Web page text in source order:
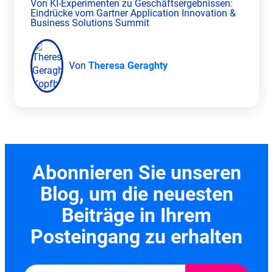
Von KI-Experimenten zu Geschäftsergebnissen:
Eindrücke vom Gartner Application Innovation &
Business Solutions Summit
Von Theresa Geraghty
Abonnieren Sie unseren
Blog, um die neuesten
Beiträge in Ihrem
Posteingang zu erhalten